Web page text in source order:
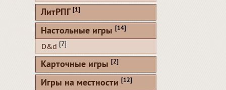
ЛитРПГ [1]
Настольные игры [14]
D&d [7]
Карточные игры [2]
Игры на местности [12]